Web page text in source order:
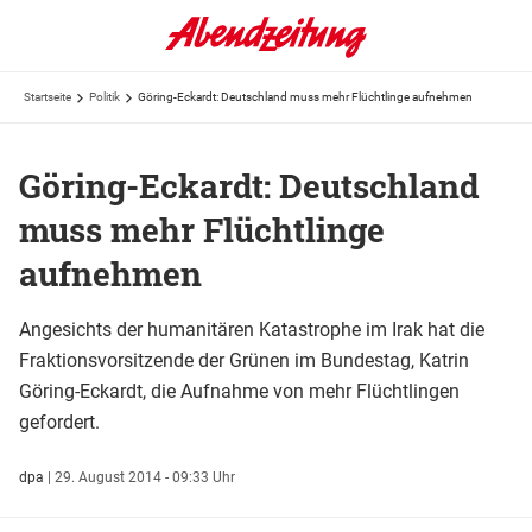
Startseite Politik Göring-Eckardt: Deutschland muss mehr Flüchtlinge aufnehmen
Göring-Eckardt: Deutschland
muss mehr Flüchtlinge
aufnehmen
Angesichts der humanitären Katastrophe im Irak hat die
Fraktionsvorsitzende der Grünen im Bundestag, Katrin
Göring-Eckardt, die Aufnahme von mehr Flüchtlingen
gefordert.
dpa | 29. August 2014 - 09:33 Uhr